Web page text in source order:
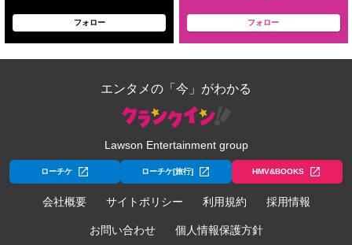
フォロー フォロー
エンタメの「今」がわかる
Lawson Entertainment group
ローチケ ローチケ[旅行] HMV&BOOKS
会社概要 サイトポリシー 利用規約 採用情報
お問い合わせ 個人情報保護方針